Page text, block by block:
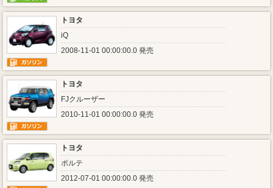
トヨタ
iQ
2008-11-01 00:00:00.0 発売
トヨタ
FJクルーザー
2010-11-01 00:00:00.0 発売
トヨタ
ポルテ
2012-07-01 00:00:00.0 発売